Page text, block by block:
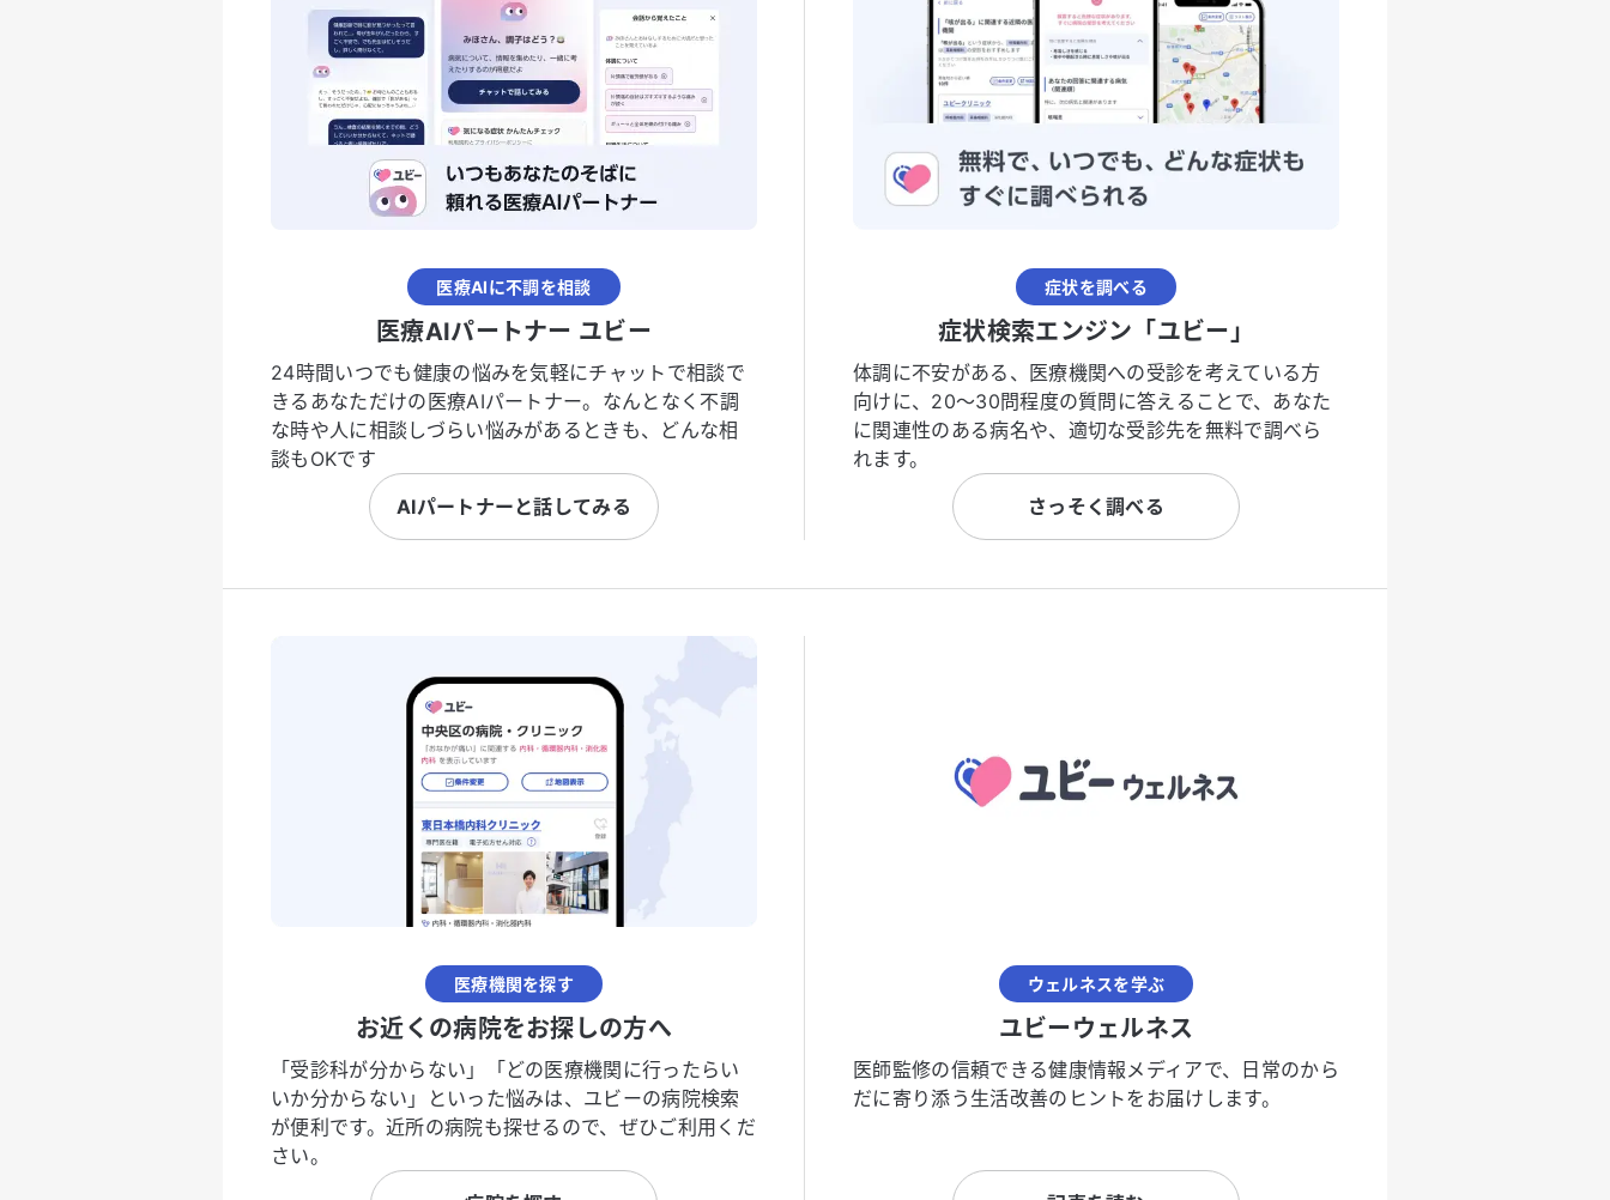
医療AIに不調を相談
医療AIパートナー ユビー
24時間いつでも健康の悩みを気軽にチャットで相談で
きるあなただけの医療AIパートナー。なんとなく不調
な時や人に相談しづらい悩みがあるときも、どんな相
談もOKです
AIパートナーと話してみる
症状を調べる
症状検索エンジン「ユビー」
体調に不安がある、医療機関への受診を考えている方
向けに、20〜30問程度の質問に答えることで、あなた
に関連性のある病名や、適切な受診先を無料で調べら
れます。
さっそく調べる
医療機関を探す
お近くの病院をお探しの方へ
「受診科が分からない」「どの医療機関に行ったらい
いか分からない」といった悩みは、ユビーの病院検索
が便利です。近所の病院も探せるので、ぜひご利用くだ
さい。
ウェルネスを学ぶ
ユビーウェルネス
医師監修の信頼できる健康情報メディアで、日常のから
だに寄り添う生活改善のヒントをお届けします。